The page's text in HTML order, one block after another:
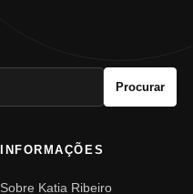
Procurar
INFORMAÇÕES
Sobre Katia Ribeiro